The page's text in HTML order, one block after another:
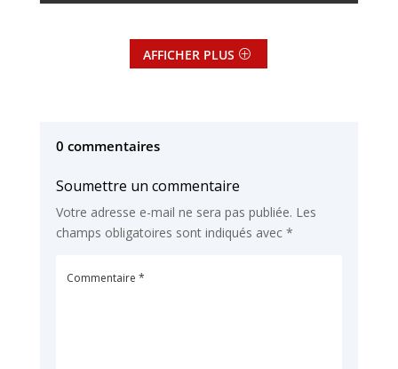
AFFICHER PLUS
0 commentaires
Soumettre un commentaire
Votre adresse e-mail ne sera pas publiée. Les
champs obligatoires sont indiqués avec *